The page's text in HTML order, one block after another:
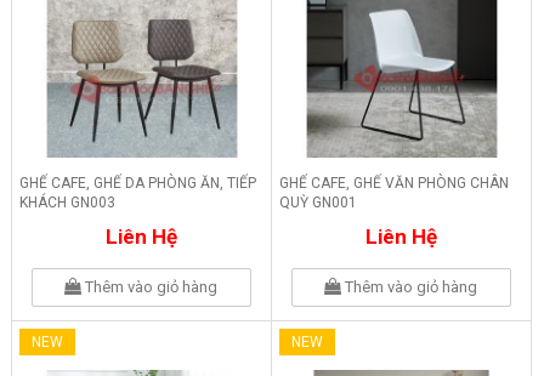
GHẾ CAFE, GHẾ DA PHÒNG ĂN, TIẾP
KHÁCH GN003
Liên Hệ
Thêm vào giỏ hàng
GHẾ CAFE, GHẾ VĂN PHÒNG CHÂN
QUỲ GN001
Liên Hệ
Thêm vào giỏ hàng
NEW NEW